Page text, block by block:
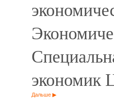
экономик
Дальше